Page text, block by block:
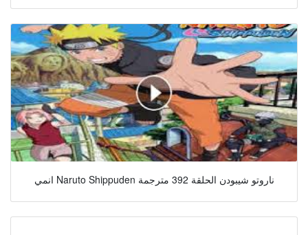
انمي Naruto Shippuden ناروتو شيبودن الحلقة 392 مترجمة